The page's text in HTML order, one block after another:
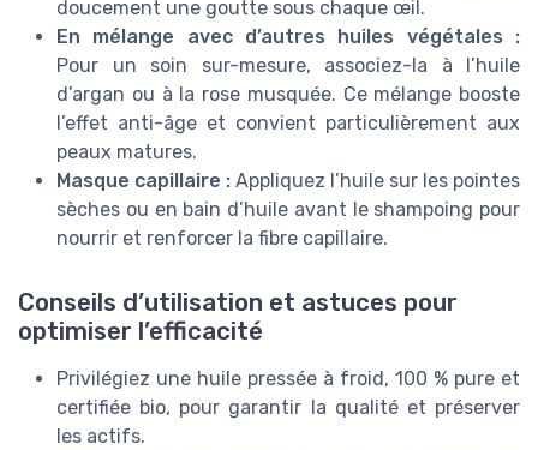
doucement une goutte sous chaque œil.
En mélange avec d’autres huiles végétales :
Pour un soin sur-mesure, associez-la à l’huile
d’argan ou à la rose musquée. Ce mélange booste
l’effet anti-âge et convient particulièrement aux
peaux matures.
Masque capillaire : Appliquez l’huile sur les pointes
sèches ou en bain d’huile avant le shampoing pour
nourrir et renforcer la fibre capillaire.
Conseils d’utilisation et astuces pour
optimiser l’efficacité
Privilégiez une huile pressée à froid, 100 % pure et
certifiée bio, pour garantir la qualité et préserver
les actifs.